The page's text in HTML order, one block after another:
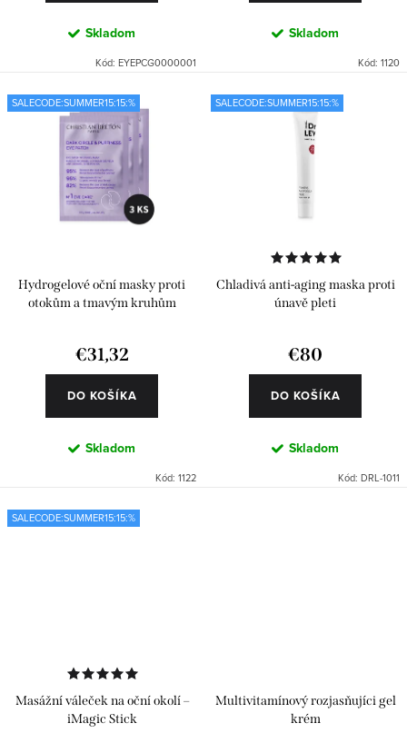
Skladom
Kód: EYEPCG0000001
Skladom
Kód: 1120
SALECODE:SUMMER15:15:%
Hydrogelové oční masky proti
otokům a tmavým kruhům
€31,32
DO KOŠÍKA
Skladom
Kód: 1122
SALECODE:SUMMER15:15:%
Chladivá anti-aging maska proti
únavě pleti
€80
DO KOŠÍKA
Skladom
Kód: DRL-1011
SALECODE:SUMMER15:15:%
Masážní váleček na oční okolí –
iMagic Stick
Multivitamínový rozjasňujíci gel
krém